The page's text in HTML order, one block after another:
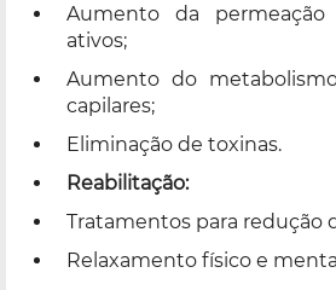
Aumento da
ativos;
Aumento do
capilares;
Eliminação de toxinas.
Reabilitação:
Tratamentos para redução
Relaxamento físico e